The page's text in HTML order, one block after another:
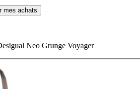
mes achats
Neo Grunge Voyager